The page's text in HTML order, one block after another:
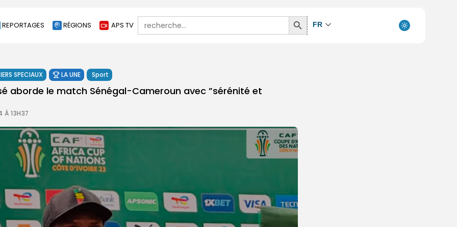
REPORTAGES RÉGIONS APS TV
Search
for:
Search
Button
FR
SPECIAUX LA UNE Sport
aborde le match Sénégal-Cameroun avec ”sérénité et
À 13H37